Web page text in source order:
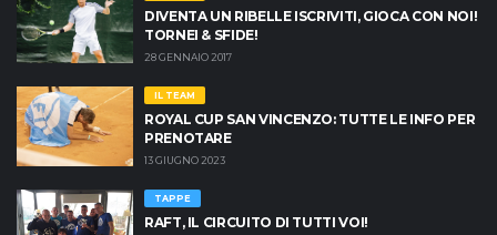
DIVENTA UN RIBELLE ISCRIVITI, GIOCA CON NOI!
TORNEI & SFIDE!
28 GENNAIO 2017
IL TEAM
ROYAL CUP SAN VINCENZO: TUTTE LE INFO PER
PRENOTARE
13 GIUGNO 2023
TAPPE
RAFT, IL CIRCUITO DI TUTTI VOI!